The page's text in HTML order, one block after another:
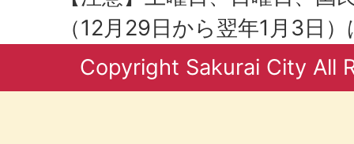
（12月29日から翌年1月3日
Copyright Sakurai City All